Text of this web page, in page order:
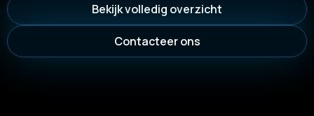
Bekijk volledig overzicht
Contacteer ons